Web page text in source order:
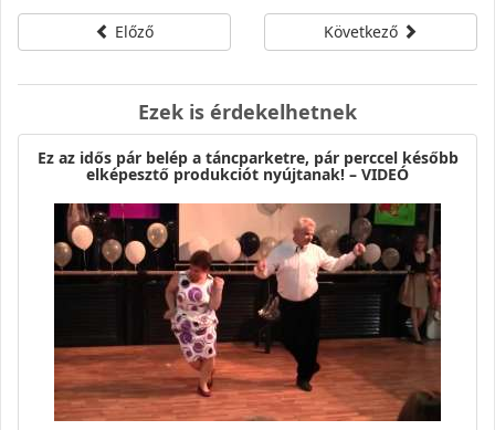
Előző Következő
Ezek is érdekelhetnek
Ez az idős pár belép a táncparketre, pár perccel később
elképesztő produkciót nyújtanak! – VIDEÓ